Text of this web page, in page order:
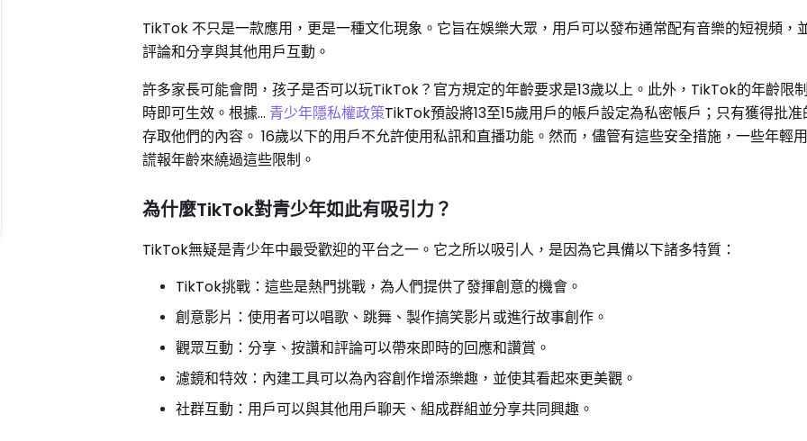
TikTok 不只是一款應用，更是一種文化現象。它旨在娛樂大眾，用戶可以發布通常配有音樂的短視頻，
評論和分享與其他用戶互動。
許多家長可能會問，孩子是否可以玩TikTok？官方規定的年齡要求是13歲以上。此外，TikTok的年齡限
時即可生效。根據… 青少年隱私權政策TikTok預設將13至15歲用戶的帳戶設定為私密帳戶；只有獲得批
存取他們的內容。 16歲以下的用戶不允許使用私訊和直播功能。然而，儘管有這些安全措施，一些年輕
謊報年齡來繞過這些限制。
為什麼TikTok對青少年如此有吸引力？
TikTok無疑是青少年中最受歡迎的平台之一。它之所以吸引人，是因為它具備以下諸多特質：
TikTok挑戰：這些是熱門挑戰，為人們提供了發揮創意的機會。
創意影片：使用者可以唱歌、跳舞、製作搞笑影片或進行故事創作。
觀眾互動：分享、按讚和評論可以帶來即時的回應和讚賞。
濾鏡和特效：內建工具可以為內容創作增添樂趣，並使其看起來更美觀。
社群互動：用戶可以與其他用戶聊天、組成群組並分享共同興趣。